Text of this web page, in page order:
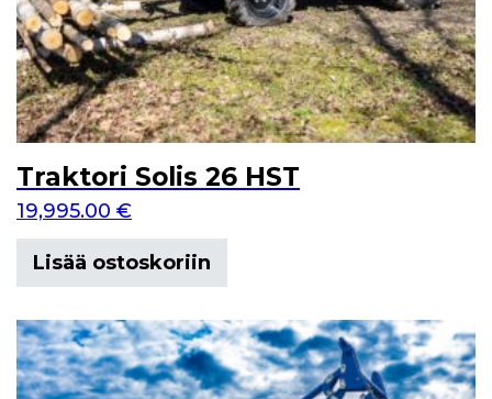
Traktori Solis 26 HST
19,995.00 €
Lisää ostoskoriin